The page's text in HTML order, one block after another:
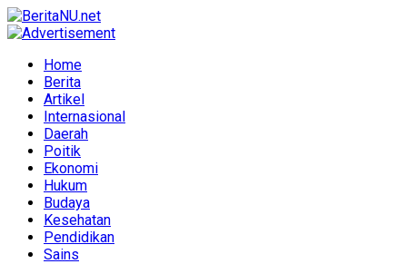
Home
Berita
Artikel
Internasional
Daerah
Poitik
Ekonomi
Hukum
Budaya
Kesehatan
Pendidikan
Sains